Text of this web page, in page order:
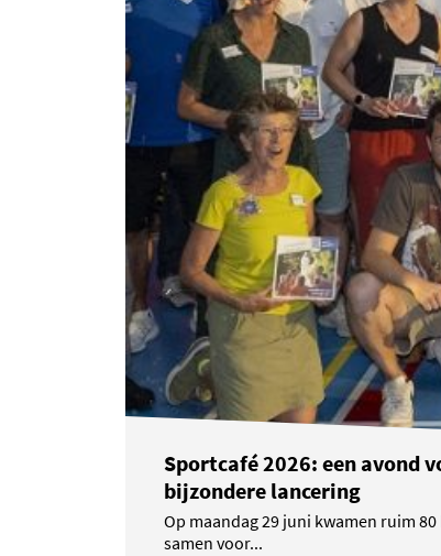
Sportcafé 2026: een avond
bijzondere lancering
Op maandag 29 juni kwamen ruim
samen voor...